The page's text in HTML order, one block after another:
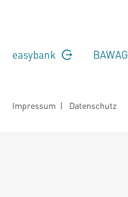
easybank BAWAG
Impressum | Datenschutz